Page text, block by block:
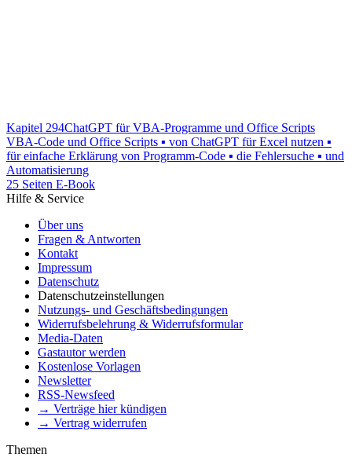
Kapitel 294ChatGPT für VBA-Programme und Office Scripts
VBA-Code und Office Scripts ▪ von ChatGPT für Excel nutzen ▪
für einfache Erklärung von Programm-Code ▪ die Fehlersuche ▪ und
Automatisierung
25 Seiten E-Book
Hilfe & Service
Über uns
Fragen & Antworten
Kontakt
Impressum
Datenschutz
Datenschutzeinstellungen
Nutzungs- und Geschäftsbedingungen
Widerrufsbelehrung & Widerrufsformular
Media-Daten
Gastautor werden
Kostenlose Vorlagen
Newsletter
RSS-Newsfeed
→ Verträge hier kündigen
→ Vertrag widerrufen
Themen